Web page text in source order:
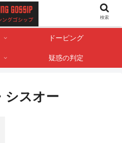
スキャンダル情報を記録しておくサイト
です。
ドーピング
疑惑の判定
シスオー
検索